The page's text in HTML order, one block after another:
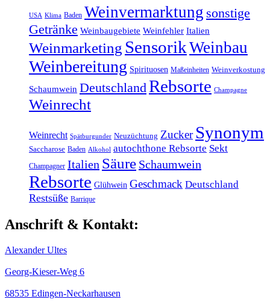
USA Klima Baden Weinvermarktung sonstige
Getränke Weinbaugebiete Weinfehler Italien
Weinmarketing SensorikWeinbau
Weinbereitung Spirituosen Maßeinheiten Weinverkostung
Schaumwein DeutschlandRebsorte Champagne
Weinrecht
Weinrecht Spätburgunder Neuzüchtung Zucker Synonym
Saccharose Baden Alkohol autochthone Rebsorte Sekt
Champagner Italien Säure Schaumwein
Rebsorte Glühwein Geschmack Deutschland
Restsüße Barrique
Anschrift & Kontakt:
Alexander Ultes
Georg-Kieser-Weg 6
68535 Edingen-Neckarhausen